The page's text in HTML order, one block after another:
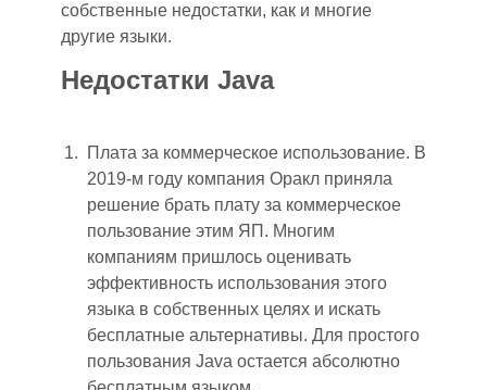
собственные недостатки, как и многие
другие языки.
Недостатки Java
Плата за коммерческое использование. В
2019-м году компания Оракл приняла
решение брать плату за коммерческое
пользование этим ЯП. Многим
компаниям пришлось оценивать
эффективность использования этого
языка в собственных целях и искать
бесплатные альтернативы. Для простого
пользования Java остается абсолютно